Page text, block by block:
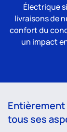
Électrique
livraisons de
confort du
un impact
tous ses